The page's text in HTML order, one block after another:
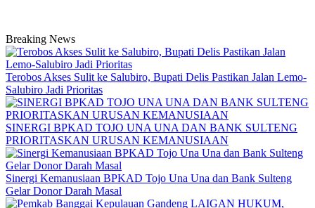
Breaking News
Terobos Akses Sulit ke Salubiro, Bupati Delis Pastikan Jalan Lemo-
Salubiro Jadi Prioritas
SINERGI BPKAD TOJO UNA UNA DAN BANK SULTENG
PRIORITASKAN URUSAN KEMANUSIAAN
Sinergi Kemanusiaan BPKAD Tojo Una Una dan Bank Sulteng
Gelar Donor Darah Masal